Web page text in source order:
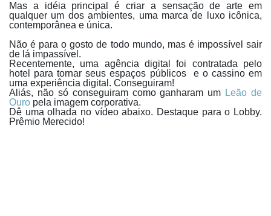
Mas a idéia principal é criar a sensação de arte em
qualquer um dos ambientes, uma marca de luxo icônica,
contemporânea e única.
Não é para o gosto de todo mundo, mas é impossível sair
de lá impassível.
Recentemente, uma agência digital foi contratada pelo
hotel para tornar seus espaços públicos e o cassino em
uma experiência digital. Conseguiram!
Aliás, não só conseguiram como ganharam um Leão de
Ouro pela imagem corporativa.
Dê uma olhada no vídeo abaixo. Destaque para o Lobby.
Prêmio Merecido!